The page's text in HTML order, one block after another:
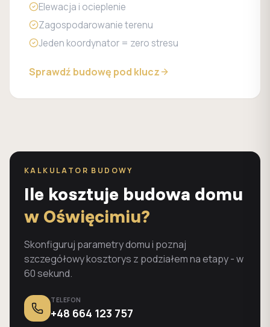
Elewacja i ocieplenie
Zagospodarowanie terenu
Jeden koordynator = zero stresu
Sprawdź budowę pod klucz
KALKULATOR BUDOWY
Ile kosztuje budowa domu
w Oświęcimiu?
Skonfiguruj parametry domu i poznaj
szczegółowy kosztorys z podziałem na etapy - w
60 sekund.
TELEFON
+48 664 123 757